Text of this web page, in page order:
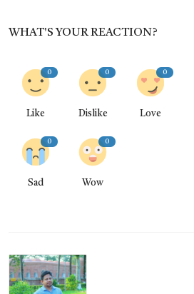
WHAT'S YOUR REACTION?
0
Like
0
Dislike
0
Love
0
Sad
0
Wow